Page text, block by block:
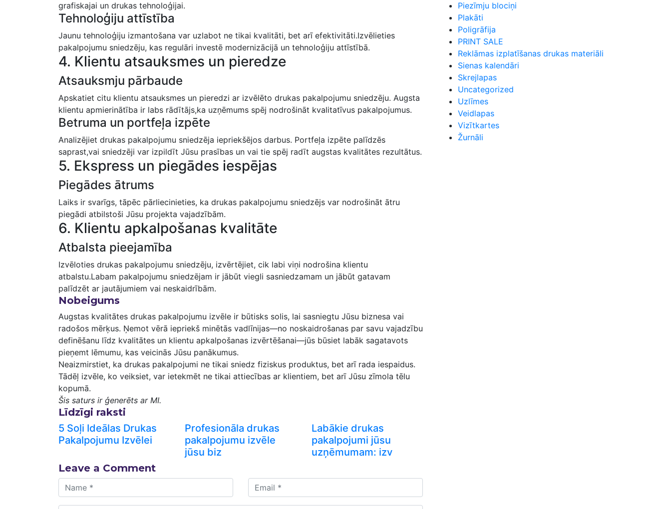
grafiskajai un drukas tehnoloģijai.
Tehnoloģiju attīstība
Jaunu tehnoloģiju izmantošana var uzlabot ne tikai ⁣kvalitāti, ⁢bet arī efektivitāti.Izvēlieties
pakalpojumu sniedzēju, kas regulāri investē modernizācijā ⁣un tehnoloģiju attīstībā.
4. Klientu atsauksmes⁢ un pieredze
Atsauksmju pārbaude
Apskatiet ‌citu klientu atsauksmes un ⁤pieredzi‍ ar ⁤izvēlēto drukas pakalpojumu ‍sniedzēju. Augsta
klientu apmierinātība ir labs rādītājs,ka uzņēmums spēj nodrošināt kvalitatīvus ⁤pakalpojumus.
Вetruma un‌ portfeļa izpēte
Analizējiet⁣ drukas pakalpojumu sniedzēja iepriekšējos ‍darbus. Portfeļa izpēte palīdzēs
saprast,vai sniedzēji var izpildīt ⁤Jūsu ​prasības un ​vai tie spēj radīt augstas ⁢kvalitātes rezultātus.
5. Ekspress⁤ un piegādes iespējas
Piegādes ātrums
Laiks ir svarīgs, tāpēc pārliecinieties, ka drukas pakalpojumu sniedzējs var nodrošināt ātru
piegādi atbilstoši Jūsu projekta vajadzībām.
6. Klientu apkalpošanas kvalitāte
Atbalsta⁣ pieejamība
Izvēloties drukas pakalpojumu sniedzēju, izvērtējiet, cik labi viņi ⁢nodrošina klientu
atbalstu.Labam pakalpojumu sniedzējam ir jābūt viegli sasniedzamam un jābūt gatavam
palīdzēt ar jautājumiem​ vai neskaidrībām.
Nobeigums
Augstas kvalitātes drukas pakalpojumu izvēle ⁤ir būtisks solis, lai sasniegtu ⁤Jūsu biznesa vai
radošos mērķus. Ņemot vērā iepriekš minētās vadlīnijas—no noskaidrošanas par savu vajadzību
definēšanu līdz kvalitātes un klientu apkalpošanas izvērtēšanai—jūs būsiet labāk sagatavots
pieņemt lēmumu, kas veicinās Jūsu panākumus.
Neaizmirstiet, ka drukas pakalpojumi ne tikai sniedz fiziskus produktus,⁢ bet⁤ arī rada iespaidus.
Tādēļ ⁤izvēle, ‌ko veiksiet, var ⁤ietekmēt ne tikai attiecības ar klientiem,⁤ bet arī Jūsu zīmola tēlu
kopumā.
Šis saturs ir ģenerēts ar MI.
Līdzīgi raksti
5 Soļi Ideālas Drukas
Pakalpojumu Izvēlei
Profesionāla drukas
pakalpojumu izvēle
jūsu biz
Labākie drukas
pakalpojumi jūsu
uzņēmumam: izv
Leave a Comment
Piezīmju blociņi
Plakāti
Poligrāfija
PRINT SALE
Reklāmas izplatīšanas drukas materiāli
Sienas kalendāri
Skrejlapas
Uncategorized
Uzlīmes
Veidlapas
Vizītkartes
Žurnāli